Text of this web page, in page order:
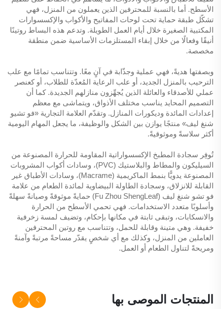
الأسطح. أما بالنسبة للمحترفين الذين يعملون من المنزل، فهي
تشكّل طبقة حماية تحت لوحات المفاتيح والأكواب والإكسسوارات
المكتبية الصغيرة خلال أيام العمل الطويلة. وتدعم هذه البساط روتينًا
أنيقًا وفعالًا من خلال إبقاء المستلزمات الأساسية ضمن منطقة
مخصصة.
وبصفتها هديةً، فهي عملية وجذّابة في آنٍ معًا. وتتناسب تمامًا مع علب
الترحيب بالمنزل الجديد، أو علب الرعاية المُعدّة للطلاب، أو كعنصر
عملي للأصدقاء والعائلة الذين يُجهِّزون منازلهم الجديدة. كما أن
التصميم المحايد يناسب مختلف الأذواق، ويتماشى مع معظم
إعدادات المائدة وديكورات المنازل. وتقدّم العلامة التجارية «فو تشيو
شنغ ليف» منتجًا يوازن بين الشكل والوظيفة، ما يجعل المهام اليومية
أكثر سلاسةً وموثوقيةً.
تُوفِر سجادة المطبخ الإكسسواراتية المقاومة للحرارة المصنوعة من
السيليكون والمطاط والبلاستيك (PVC)، وسادات أكواب المشروبات
المصنوعة يدويًّا بنمط الماكريمية (Macrame)، وسادات الأطباق غير
القابلة للانزلاق، وسجادة الطاولة البيضاوية لمائدة الطعام من علامة
فو تشو شنغ ليف (Fu Zhou ShengLeaf) حمايةً موثوقةً وصيانةً سهلةً
وأسلوبًا متعدد الاستخدامات. فهي تحمي الأسطح من الحرارة
والانسكابات، وتبقى ثابتة في مكانها بإحكام، وتضيف لمسة زخرفية
خفيفة. وهي متينة وقابلة للحمل، وتتناسب مع روتين المحترفين
العاملين من المنزل، وكذلك مع أي شخصٍ يقدّر مساحةً مرتبةً وآمنةً
ومريحةً لتناول الطعام أو العمل.
المنتجات الموصى بها